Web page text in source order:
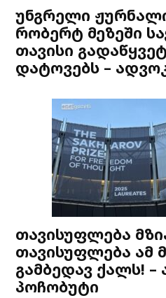
უნგრელი
რობერტ მეზეში
თავისი
დატოვებს –
თავისუფლება
თავისუფლება ამ
გამბედავ ქალს! –
პოჩობუტი